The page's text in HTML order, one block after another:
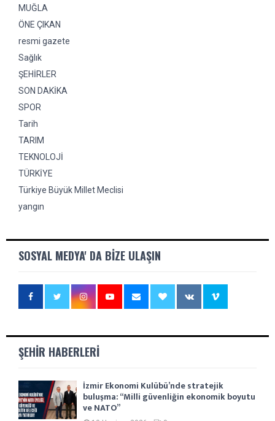
MUĞLA
ÖNE ÇIKAN
resmi gazete
Sağlık
ŞEHİRLER
SON DAKİKA
SPOR
Tarih
TARIM
TEKNOLOJİ
TÜRKİYE
Türkiye Büyük Millet Meclisi
yangın
SOSYAL MEDYA' DA BIZE ULAŞIN
ŞEHIR HABERLERI
İzmir Ekonomi Kulübü’nde stratejik
buluşma: “Milli güvenliğin ekonomik boyutu
ve NATO”